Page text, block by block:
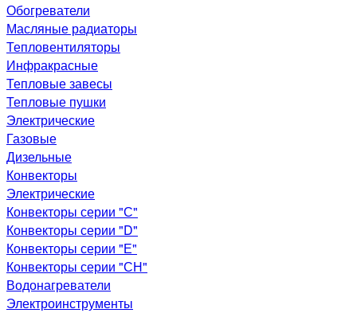
Обогреватели
Масляные радиаторы
Тепловентиляторы
Инфракрасные
Тепловые завесы
Тепловые пушки
Электрические
Газовые
Дизельные
Конвекторы
Электрические
Конвекторы серии "С"
Конвекторы серии "D"
Конвекторы серии "Е"
Конвекторы серии "СН"
Водонагреватели
Электроинструменты